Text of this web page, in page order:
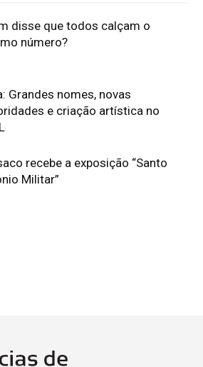
disse que todos calçam o
número?
Grandes nomes, novas
e criação artística no
recebe a exposição “Santo
Militar”